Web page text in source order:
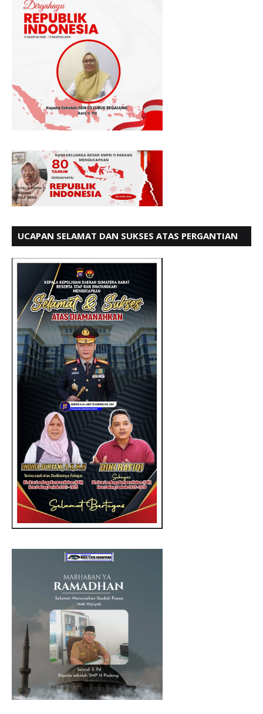
UCAPAN SELAMAT DAN SUKSES ATAS PERGANTIAN